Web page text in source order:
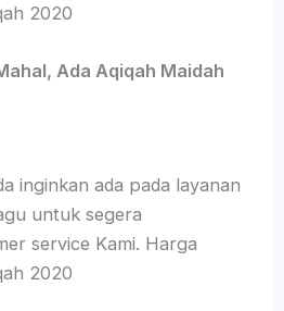
2020
Ada Aqiqah Maidah
inginkan ada pada layanan
untuk segera
service Kami. Harga
2020